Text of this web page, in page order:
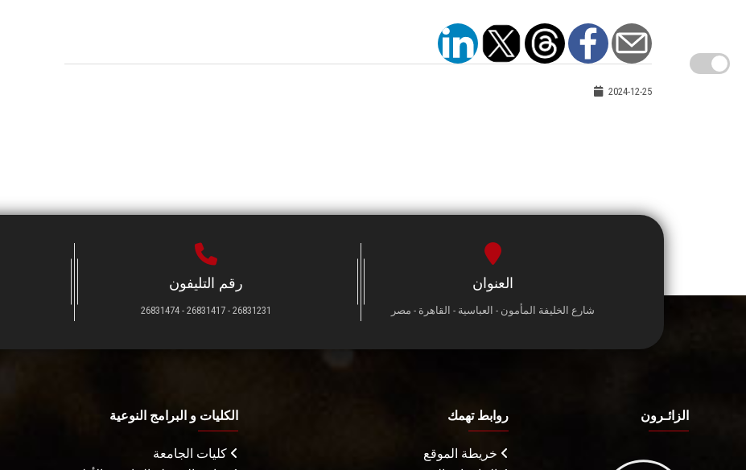
2024-12-25
العنوان
شارع الخليفة المأمون - العباسية - القاهرة - مصر
رقم التليفون
26831231 - 26831417 - 26831474
الزائـرون روابط تهمك
خريطة الموقع
الكليات و البرامج النوعية
كليات الجامعة